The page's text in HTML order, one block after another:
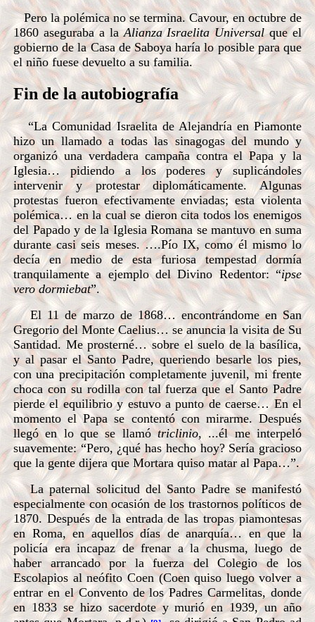
Pero la polémica no se termina. Cavour, en octubre de
1860 aseguraba a laAlianza Israelita Universalque el
gobierno de la Casa de Saboya haría lo posible para que
el niño fuese devuelto a su familia.
Fin de la autobiografía
“La Comunidad Israelita de Alejandría en Piamonte
hizo un llamado a todas las sinagogas del mundo y
organizó una verdadera campaña contra el Papa y la
Iglesia… pidiendo a los poderes y suplicándoles
intervenir y protestar diplomáticamente. Algunas
protestas fueron efectivamente enviadas; esta violenta
polémica… en la cual se dieron cita todos los enemigos
del Papado y de la Iglesia Romana se mantuvo en suma
durante casi seis meses. ….Pío IX, como él mismo lo
decía en medio de esta furiosa tempestad dormía
tranquilamente a ejemplo del Divino Redentor: “ipse
vero dormiebat”.
El 11 de marzo de 1868… encontrándome en San
Gregorio del Monte Caelius… se anuncia la visita de Su
Santidad. Me prosterné… sobre el suelo de la basílica,
y al pasar el Santo Padre, queriendo besarle los pies,
con una precipitación completamente juvenil, mi frente
choca con su rodilla con tal fuerza que el Santo Padre
pierde el equilibrio y estuvo a punto de caerse… En el
momento el Papa se contentó con mirarme. Después
llegó en lo que se llamótriclinio, ...él me interpeló
suavemente: “Pero, ¿qué has hecho hoy? Sería gracioso
que la gente dijera que Mortara quiso matar al Papa…”.
La paternal solicitud del Santo Padre se manifestó
especialmente con ocasión de los trastornos políticos de
1870. Después de la entrada de las tropas piamontesas
en Roma, en aquellos días de anarquía… en que la
policía era incapaz de frenar a la chusma, luego de
haber arrancado por la fuerza del Colegio de los
Escolapios al neófito Coen (Coen quiso luego volver a
entrar en el Convento de los Padres Carmelitas, donde
en 1833 se hizo sacerdote y murió en 1939, un año